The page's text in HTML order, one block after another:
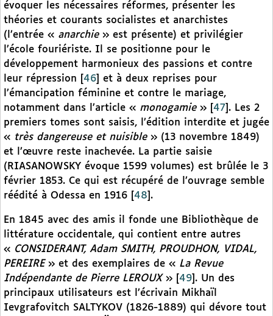
évoquer les nécessaires réformes, présenter les
théories et courants socialistes et anarchistes
(l’entrée « anarchie» est présente) et privilégier
l’école fouriériste. Il se positionne pour le
développement harmonieux des passions et contre
leur répression
46
et à deux reprises pour
l’émancipation féminine et contre le mariage,
notamment dans l’article « monogamie» 47 . Les 2
premiers tomes sont saisis, l’édition interdite et jugée
« très dangereuse et nuisible» (13 novembre 1849)
et l’œuvre reste inachevée. La partie saisie
(RIASANOWSKY évoque 1599 volumes) est brûlée le 3
février 1853. Ce qui est récupéré de l’ouvrage semble
réédité à Odessa en 1916
48 .
En 1845 avec des amis il fonde une Bibliothèque de
littérature occidentale, qui contient entre autres
« CONSIDERANT, Adam SMITH, PROUDHON, VIDAL,
PEREIRE» et des exemplaires de « La Revue
Indépendante de Pierre LEROUX» 49 . Un des
principaux utilisateurs est l’écrivain Mikhaïl
Ievgrafovitch SALTYKOV (1826-1889) qui dévore tout